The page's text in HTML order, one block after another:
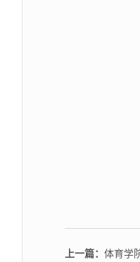
上一篇： 体育学